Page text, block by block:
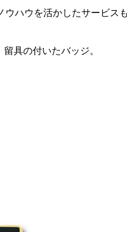
ハウを活かしたサービス
具の付いたバッジ。